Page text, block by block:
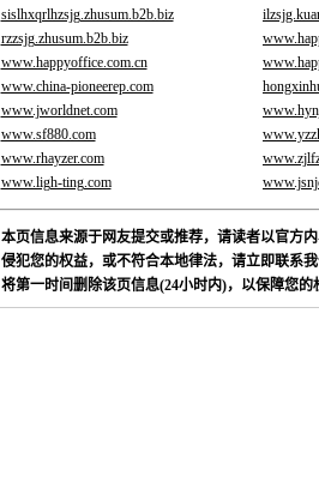
sislhxqrlhzsjg.zhusum.b2b.biz
rzzsjg.zhusum.b2b.biz
www.happyoffice.com.cn
www.china-pioneerep.com
www.jworldnet.com
www.sf880.com
www.rhayzer.com
www.ligh-ting.com
本页信息来源于网友提交或推荐，请读者以官方
侵犯您的权益，或不符合本地律法，请立即联系
将第一时间删除该页信息(24小时内)，以保障您的